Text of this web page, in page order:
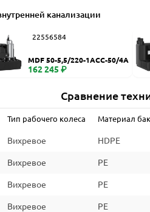
канализации
22556584
MDF 50-5,5/220-1ACC-50/4A
162 245 ₽
Сравнение
Тип рабочего колеса Материал
Вихревое HDPE
Вихревое PE
Вихревое PE
Вихревое PE